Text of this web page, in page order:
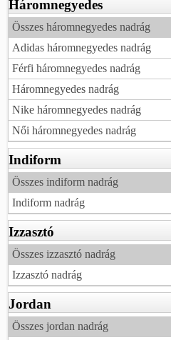
Háromnegyedes
Összes háromnegyedes nadrág
Adidas háromnegyedes nadrág
Férfi háromnegyedes nadrág
Háromnegyedes nadrág
Nike háromnegyedes nadrág
Női háromnegyedes nadrág
Indiform
Összes indiform nadrág
Indiform nadrág
Izzasztó
Összes izzasztó nadrág
Izzasztó nadrág
Jordan
Összes jordan nadrág